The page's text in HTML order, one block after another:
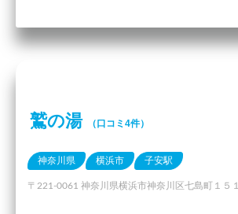
鷲の湯 （口コミ4件）
神奈川県 横浜市 子安駅
〒221-0061 神奈川県横浜市神奈川区七島町１５１